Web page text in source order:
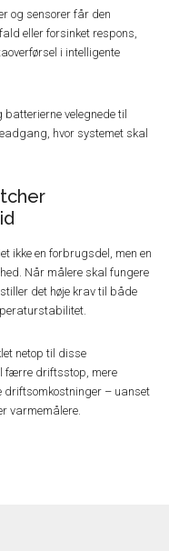
og sensorer får den
eller forsinket respons,
i intelligente
velegnede til
hvor systemet skal
ikke en forbrugsdel, men en
Når målere skal fungere
det høje krav til både
netop til disse
færre driftsstop, mere
– uanset
varmemålere.